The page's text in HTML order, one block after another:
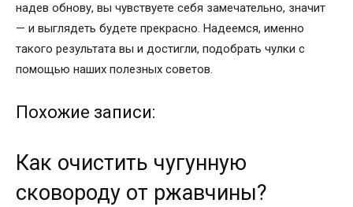
надев обнову, вы чувствуете себя замечательно, значит
— и выглядеть будете прекрасно. Надеемся, именно
такого результата вы и достигли, подобрать чулки с
помощью наших полезных советов.
Похожие записи:
Как очистить чугунную
сковороду от ржавчины?